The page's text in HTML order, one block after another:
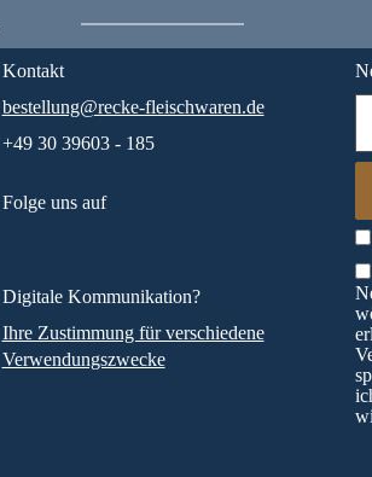
Kontakt
bestellung@recke-fleischwaren.de
+49 30 39603 - 185
Folge uns auf
Digitale Kommunikation?
Ihre Zustimmung für verschiedene
Verwendungszwecke